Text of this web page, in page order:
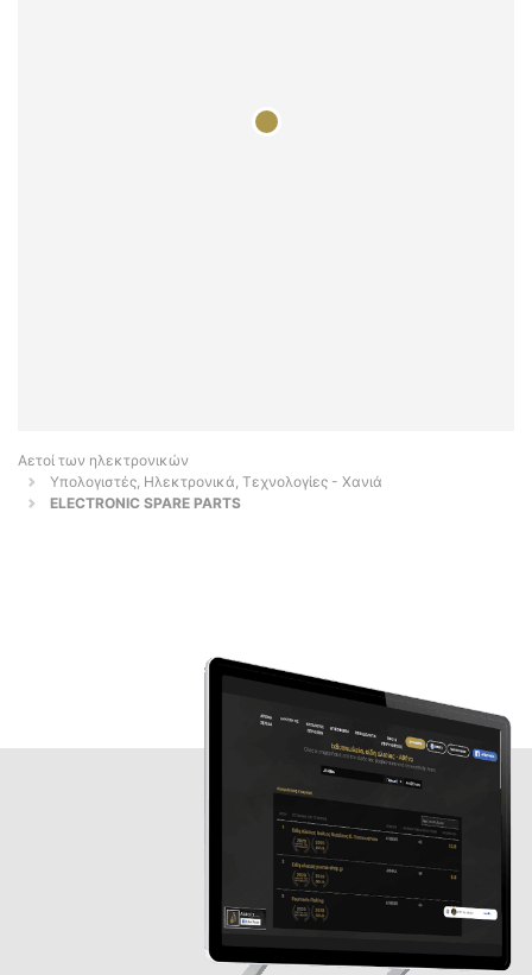
Αετοί των ηλεκτρονικών
Υπολογιστές, Ηλεκτρονικά, Τεχνολογίες - Χανιά
ELECTRONIC SPARE PARTS